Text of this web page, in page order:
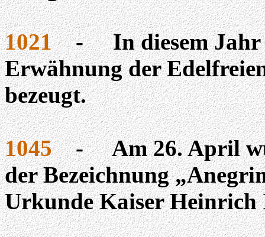
1021 -
In diesem
Erwähnung der
bezeugt.
1045 -
Am 26. April
der Bezeichnung „
Urkunde Kaiser